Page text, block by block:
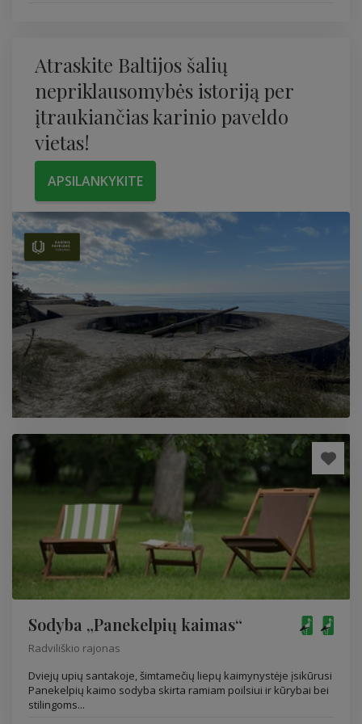
Atraskite Baltijos šalių
nepriklausomybės istoriją per
įtraukiančias karinio paveldo
vietas!
APSILANKYKITE
Sodyba „Panekelpių kaimas“
Radviliškio rajonas
Dviejų upių santakoje, šimtamečių liepų kaimynystėje įsikūrusi
Panekelpių kaimo sodyba skirta ramiam poilsiui ir kūrybai bei
stilingoms...